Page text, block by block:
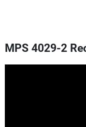
MPS 4029-2